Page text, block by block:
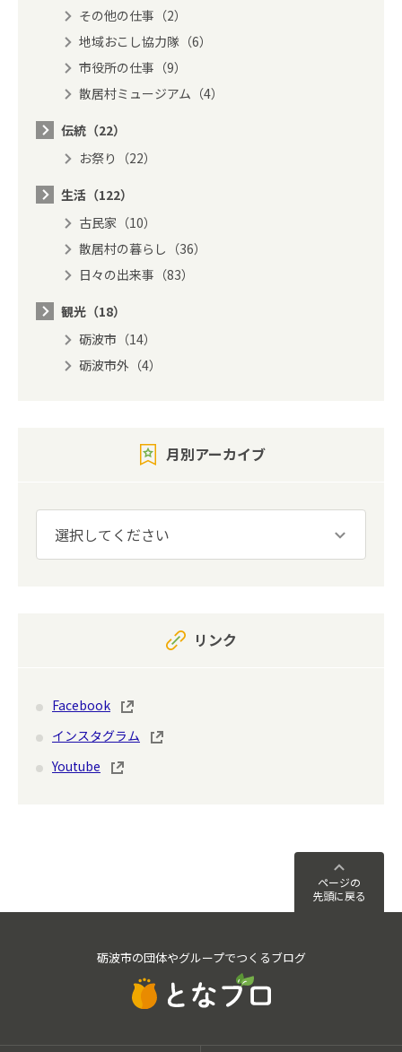
その他の仕事（2）
地域おこし協力隊（6）
市役所の仕事（9）
散居村ミュージアム（4）
伝統（22）
お祭り（22）
生活（122）
古民家（10）
散居村の暮らし（36）
日々の出来事（83）
観光（18）
砺波市（14）
砺波市外（4）
月別アーカイブ
リンク
Facebook
インスタグラム
Youtube
ページの
先頭に戻る
砺波市の団体やグループでつくるブログ